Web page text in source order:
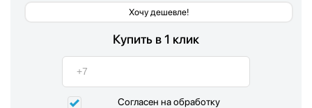
Хочу дешевле!
Купить в 1 клик
Согласен на обработку